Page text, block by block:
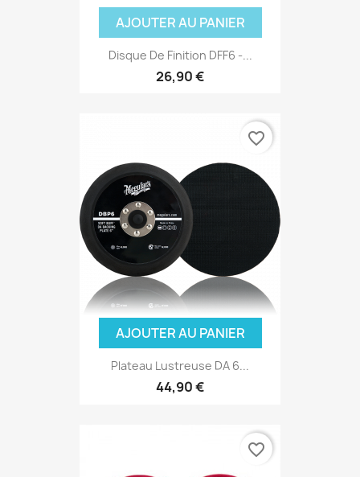
AJOUTER AU PANIER
Disque De Finition DFF6 -...
26,90 €
AJOUTER AU PANIER
Plateau Lustreuse DA 6...
44,90 €
favorite_border
favorite_border